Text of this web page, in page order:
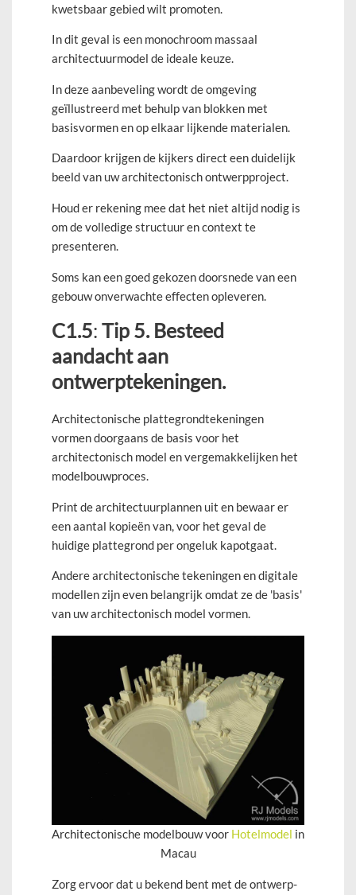
kwetsbaar gebied wilt promoten.
In dit geval is een monochroom massaal
architectuurmodel de ideale keuze.
In deze aanbeveling wordt de omgeving
geïllustreerd met behulp van blokken met
basisvormen en op elkaar lijkende materialen.
Daardoor krijgen de kijkers direct een duidelijk
beeld van uw architectonisch ontwerpproject.
Houd er rekening mee dat het niet altijd nodig is
om de volledige structuur en context te
presenteren.
Soms kan een goed gekozen doorsnede van een
gebouw onverwachte effecten opleveren.
C1.5: Tip 5. Besteed
aandacht aan
ontwerptekeningen.
Architectonische plattegrondtekeningen
vormen doorgaans de basis voor het
architectonisch model en vergemakkelijken het
modelbouwproces.
Print de architectuurplannen uit en bewaar er
een aantal kopieën van, voor het geval de
huidige plattegrond per ongeluk kapotgaat.
Andere architectonische tekeningen en digitale
modellen zijn even belangrijk omdat ze de 'basis'
van uw architectonisch model vormen.
Architectonische modelbouw voor Hotelmodel in
Macau
Zorg ervoor dat u bekend bent met de ontwerp-